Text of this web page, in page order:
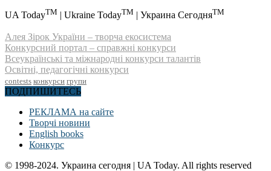
UA TodayTM | Ukraine TodayTM | Украина СегодняTM
Алея Зірок України – творча екосистема
Конкурсний портал – справжні конкурси
Всеукраїнські та міжнародні конкурси талантів
Освітні, педагогічні конкурси
contests конкурси групи
ПОДПИШИТЕСЬ
РЕКЛАМА на сайте
Творчі новини
English books
Конкурс
© 1998-2024. Украина сегодня | UA Today. All rights reserved